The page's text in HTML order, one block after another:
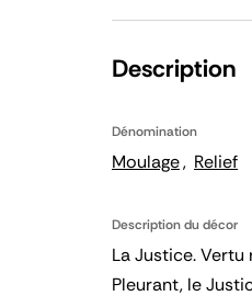
Description
Dénomination
Moulage Relief
Description du décor
La Justice.
Pleurant, le